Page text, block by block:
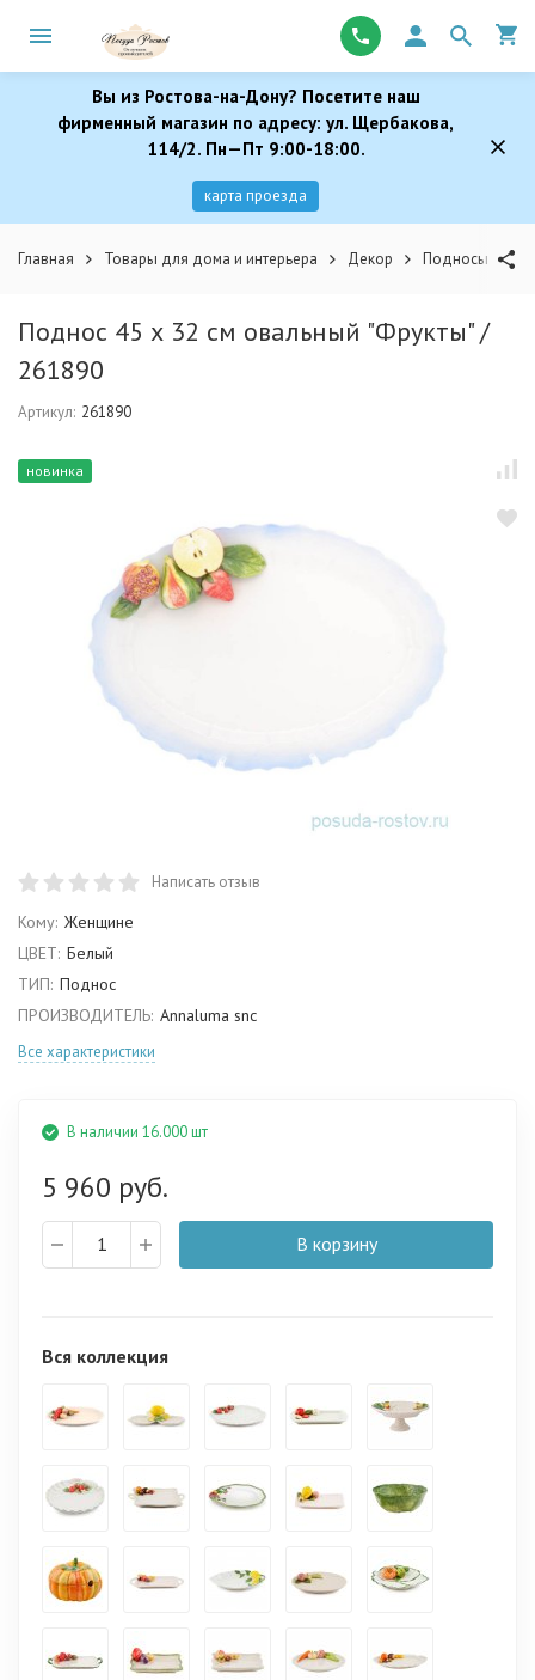
Вы из Ростова-на-Дону? Посетите наш
фирменный магазин по адресу: ул. Щербакова,
114/2. Пн—Пт 9:00-18:00.
карта проезда
Главная Товары для дома и интерьера Декор Подносы
Поднос 45 х 32 см овальный "Фрукты" /
261890
Артикул: 261890
новинка
Написать отзыв
Кому: Женщине
ЦВЕТ: Белый
ТИП: Поднос
ПРОИЗВОДИТЕЛЬ: Annaluma snc
Все характеристики
В наличии 16.000 шт
5 960 руб.
В корзину
Вся коллекция